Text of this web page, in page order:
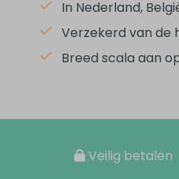
Flatscreen TV
Hottub
Loungeset
In Nederland,
Verzekerd van de
Breed scala aan
Veilig betalen